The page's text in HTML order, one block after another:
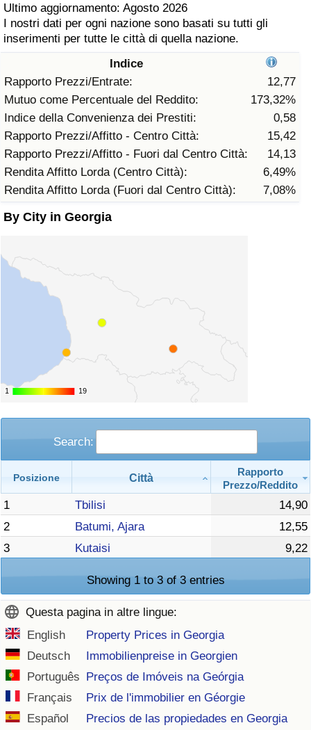
Ultimo aggiornamento: Agosto 2026
I nostri dati per ogni nazione sono basati su tutti gli
inserimenti per tutte le città di quella nazione.
Indice
Rapporto Prezzi/Entrate:
12,77
Mutuo come Percentuale del Reddito:
173,32%
Indice della Convenienza dei Prestiti:
0,58
Rapporto Prezzi/Affitto - Centro Città:
15,42
Rapporto Prezzi/Affitto - Fuori dal Centro Città:
14,13
Rendita Affitto Lorda (Centro Città):
6,49%
Rendita Affitto Lorda (Fuori dal Centro Città):
7,08%
By City in Georgia
11 19
19
Search:
Posizione Città
Rapporto
Prezzo/Reddito
1 Tbilisi
14,90
2
Batumi, Ajara
12,55
3
Kutaisi 9,22
Showing 1 to 3 of 3 entries
Questa pagina in altre lingue:
English
Property Prices in Georgia
Deutsch
Immobilienpreise in Georgien
Português
Preços de Imóveis na Geórgia
Français
Prix de l'immobilier en Géorgie
Español
Precios de las propiedades en Georgia
Indice dell’Inquinamento (Corrente)
Indice di inquinamento
Indice dell’Inquinamento per Nazione
Traffico
Indice del Traffico
Indice del traffico (Corrente)
Indice del traffico per Nazione